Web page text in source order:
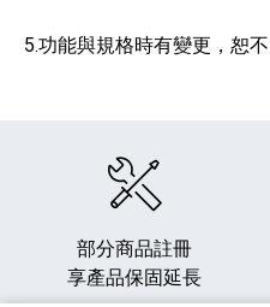
5.功能與規格時有變更，恕不
部分商品註冊
享產品保固延長